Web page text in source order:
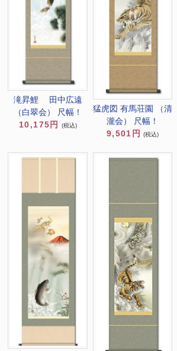
滝昇鯉 田中広遠
（白翠会） 尺幅！
10,175円
(税込)
猛虎図 有馬荘園 （清
瀧会） 尺幅！
9,501円
(税込)